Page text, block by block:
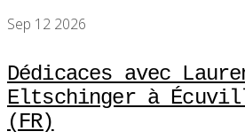
Sep 12 2026
Dédicaces avec
Eltschinger à
(FR)